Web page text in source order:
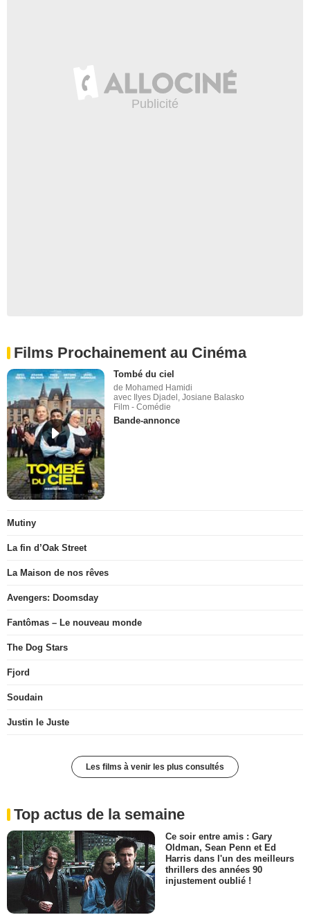
Films Prochainement au Cinéma
Tombé du ciel
de Mohamed Hamidi
avec Ilyes Djadel, Josiane Balasko
Film - Comédie
Bande-annonce
Mutiny
La fin d’Oak Street
La Maison de nos rêves
Avengers: Doomsday
Fantômas – Le nouveau monde
The Dog Stars
Fjord
Soudain
Justin le Juste
Les films à venir les plus consultés
Top actus de la semaine
Ce soir entre amis : Gary
Oldman, Sean Penn et Ed
Harris dans l'un des meilleurs
thrillers des années 90
injustement oublié !